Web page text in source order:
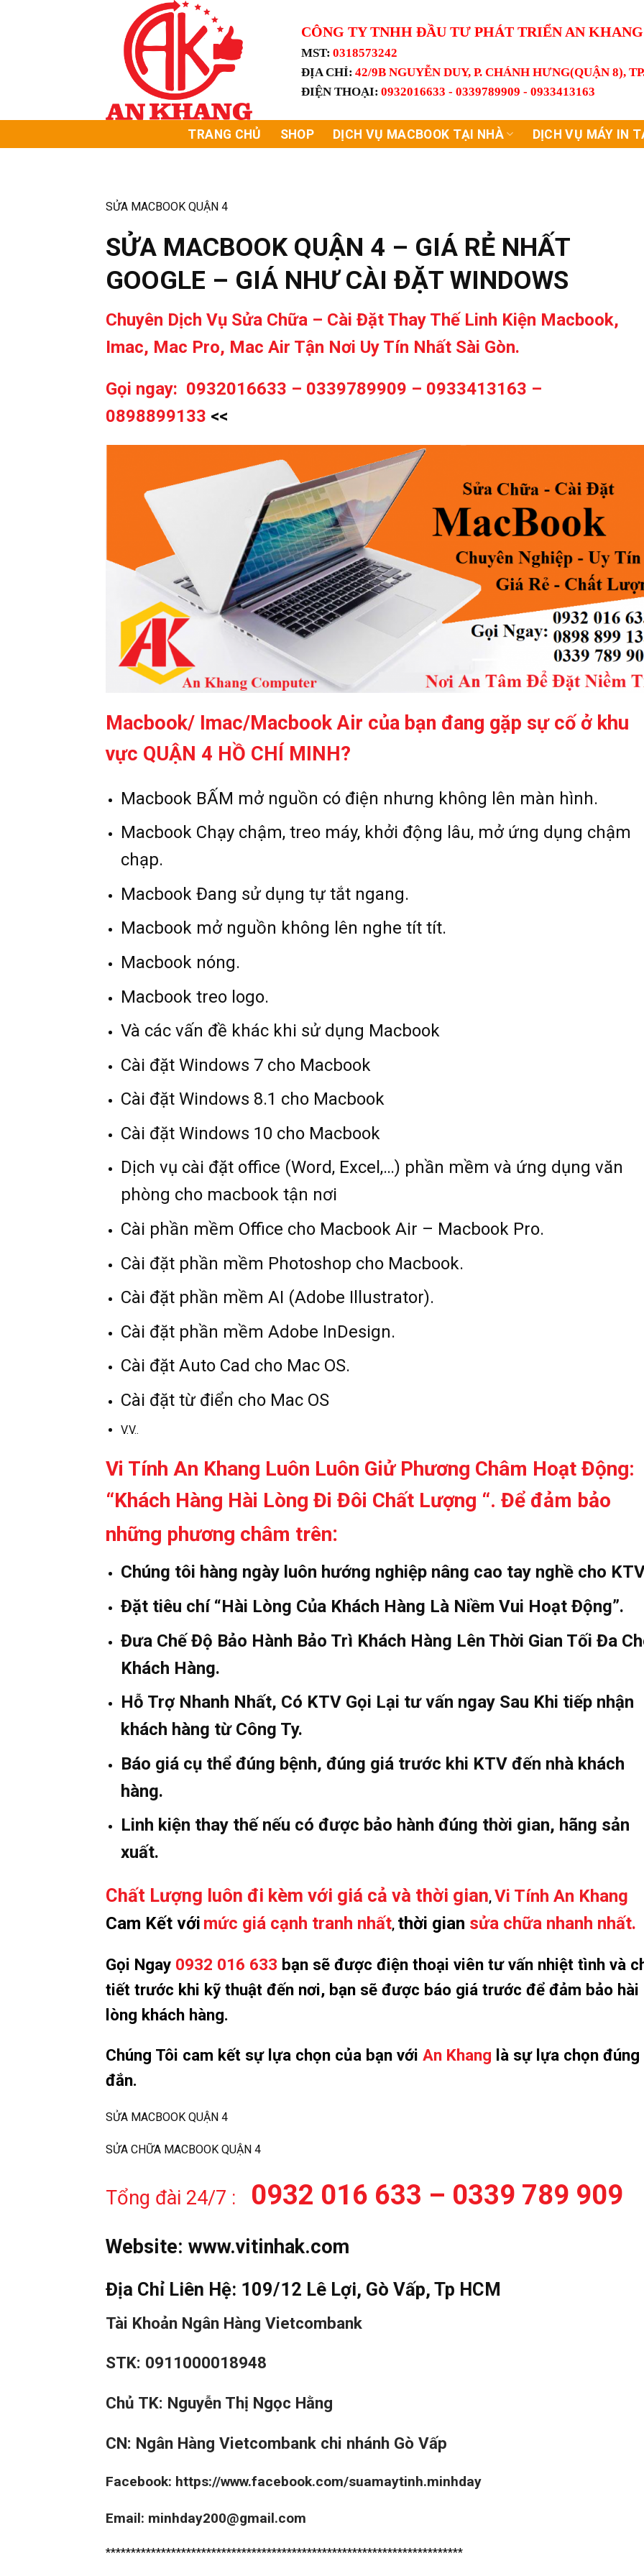
CÔNG TY TNHH ĐẦU TƯ PHÁT TRIỂN AN
MST: 0318573242
ĐỊA CHỈ: 42/9B NGUYỄN DUY, P. CHÁNH HƯNG(QUẬN 8),
ĐIỆN THOẠI: 0932016633 - 0339789909 - 0933413163
TRANG CHỦ SHOP DỊCH VỤ MACBOOK TẠI NHÀ DỊCH VỤ MÁY IN
SỬA MACBOOK QUẬN 4
SỬA MACBOOK QUẬN 4 – GIÁ RẺ NHẤT
GOOGLE – GIÁ NHƯ CÀI ĐẶT WINDOWS
Chuyên Dịch Vụ Sửa Chữa – Cài Đặt Thay Thế Linh Kiện Macbook,
Imac, Mac Pro, Mac Air Tận Nơi Uy Tín Nhất Sài Gòn.
Gọi ngay: 0932016633 – 0339789909 – 0933413163 –
0898899133 <<
Macbook/ Imac/Macbook Air của bạn đang gặp sự cố ở khu
vực QUẬN 4 HỒ CHÍ MINH?
Macbook BẤM mở nguồn có điện nhưng không lên màn hình.
Macbook Chạy chậm, treo máy, khởi động lâu, mở ứng dụng chậm
chạp.
Macbook Đang sử dụng tự tắt ngang.
Macbook mở nguồn không lên nghe tít tít.
Macbook nóng.
Macbook treo logo.
Và các vấn đề khác khi sử dụng Macbook
Cài đặt Windows 7 cho Macbook
Cài đặt Windows 8.1 cho Macbook
Cài đặt Windows 10 cho Macbook
Dịch vụ cài đặt office (Word, Excel,…) phần mềm và ứng dụng văn
phòng cho macbook tận nơi
Cài phần mềm Office cho Macbook Air – Macbook Pro.
Cài đặt phần mềm Photoshop cho Macbook.
Cài đặt phần mềm AI (Adobe Illustrator).
Cài đặt phần mềm Adobe InDesign.
Cài đặt Auto Cad cho Mac OS.
Cài đặt từ điển cho Mac OS
V.V..
Vi Tính An Khang Luôn Luôn Giử Phương Châm Hoạt Động:
“Khách Hàng Hài Lòng Đi Đôi Chất Lượng “. Để đảm bảo
những phương châm trên:
Chúng tôi hàng ngày luôn hướng nghiệp nâng cao tay nghề cho
Đặt tiêu chí “Hài Lòng Của Khách Hàng Là Niềm Vui Hoạt Động”.
Đưa Chế Độ Bảo Hành Bảo Trì Khách Hàng Lên Thời Gian Tối Đa
Khách Hàng.
Hỗ Trợ Nhanh Nhất, Có KTV Gọi Lại tư vấn ngay Sau Khi tiếp nhận
khách hàng từ Công Ty.
Báo giá cụ thể đúng bệnh, đúng giá trước khi KTV đến nhà khách
hàng.
Linh kiện thay thế nếu có được bảo hành đúng thời gian, hãng sản
xuất.
Chất Lượng luôn đi kèm với giá cả và thời gian, Vi Tính An Khang
Cam Kết với mức giá cạnh tranh nhất, thời gian sửa chữa nhanh nhất.
Gọi Ngay 0932 016 633 bạn sẽ được điện thoại viên tư vấn nhiệt tình và
tiết trước khi kỹ thuật đến nơi, bạn sẽ được báo giá trước để đảm bảo hài
lòng khách hàng.
Chúng Tôi cam kết sự lựa chọn của bạn với An Khang là sự lựa chọn đúng
đắn.
SỬA MACBOOK QUẬN 4
SỬA CHỮA MACBOOK QUẬN 4
Tổng đài 24/7 : 0932 016 633 – 0339 789 909
Website: www.vitinhak.com
Địa Chỉ Liên Hệ: 109/12 Lê Lợi, Gò Vấp, Tp HCM
Tài Khoản Ngân Hàng Vietcombank
STK: 0911000018948
Chủ TK: Nguyễn Thị Ngọc Hằng
CN: Ngân Hàng Vietcombank chi nhánh Gò Vấp
Facebook: https://www.facebook.com/suamaytinh.minhday
Email: minhday200@gmail.com
***********************************************************************